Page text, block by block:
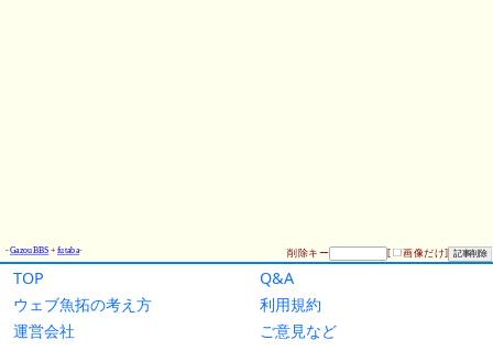
TOP
Q&A
ウェブ魚拓の考え方
利用規約
運営会社
ご意見など